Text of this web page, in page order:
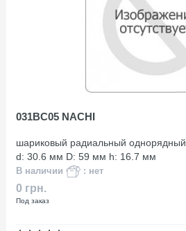
031BC05 NACHI
шариковый радиальный однорядный
d: 30.6 мм D: 59 мм h: 16.7 мм
В наличии : нет
0 грн.
Под заказ